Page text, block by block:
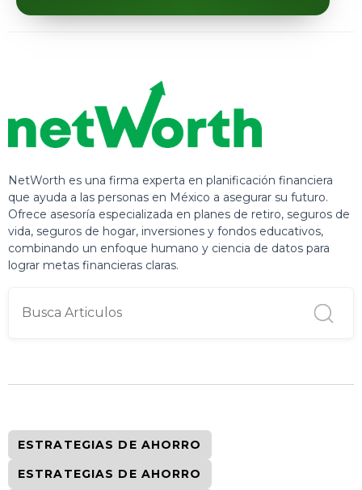
NetWorth es una firma experta en planificación financiera
que ayuda a las personas en México a asegurar su futuro.
Ofrece asesoría especializada en planes de retiro, seguros de
vida, seguros de hogar, inversiones y fondos educativos,
combinando un enfoque humano y ciencia de datos para
lograr metas financieras claras.
ESTRATEGIAS DE AHORRO
ESTRATEGIAS DE AHORRO